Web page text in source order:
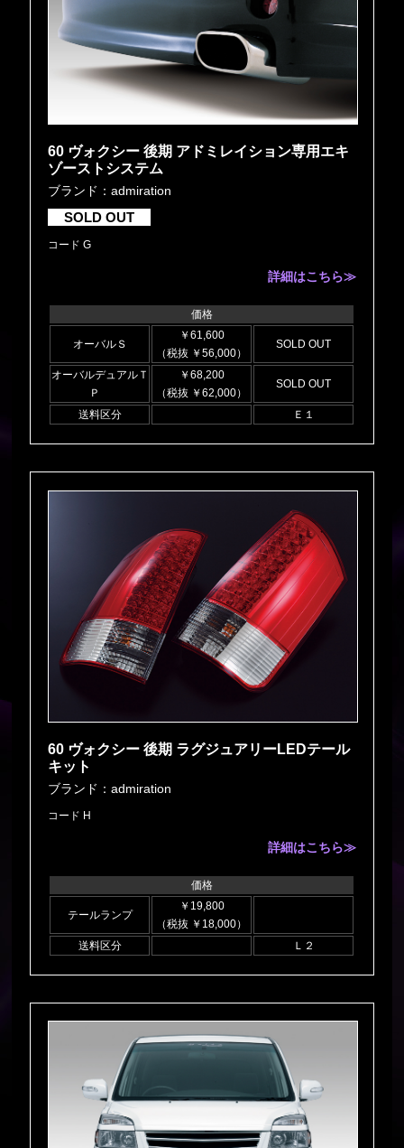
60 ヴォクシー 後期 アドミレイション専用エキ
ゾーストシステム
ブランド：admiration
SOLD OUT
コード G
詳細はこちら≫
価格
オーバルＳ
￥61,600
（税抜 ￥56,000）
SOLD OUT
オーバルデュアルＴ
Ｐ
￥68,200
（税抜 ￥62,000）
SOLD OUT
送料区分 Ｅ１
60 ヴォクシー 後期 ラグジュアリーLEDテール
キット
ブランド：admiration
コード H
詳細はこちら≫
価格
テールランプ
￥19,800
（税抜 ￥18,000）
送料区分
Ｌ２